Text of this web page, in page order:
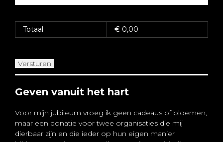
Totaal € 0,00
Versturen
Geven vanuit het hart
Voor mijn jubileum vroeg ik geen cadeaus of bloemen,
maar een donatie voor twee organisaties die mij
dierbaar zijn en die ieder op hun eigen manier